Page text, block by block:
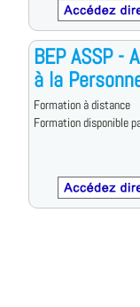
BEP ASSP -
à la
Formation à distance
Formation disponible